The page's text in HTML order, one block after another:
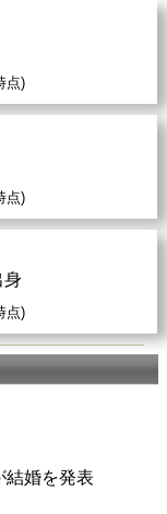
点)
点)
身
点)
結婚を発表